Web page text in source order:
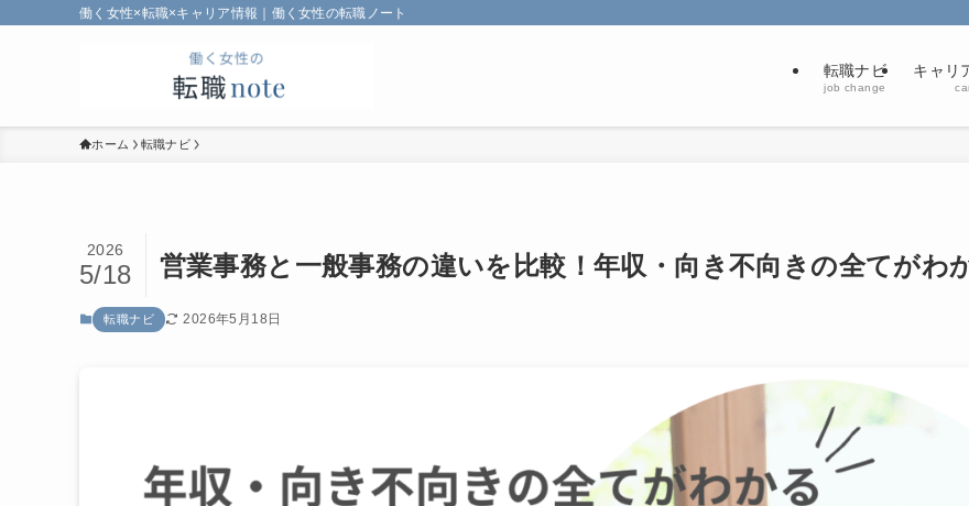
働く女性×転職×キャリア情報｜働く女性の転職ノート
転職ナビ
job change
キャリ
ホーム 転職ナビ
営業事務と一般事務の違いを比較！年収・向き不向きの全てがわ
2026
5/18
転職ナビ 2026年5月18日